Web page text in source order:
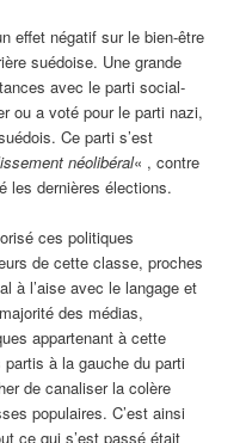
effet négatif sur le bien-être
suédoise. Une grande
avec le parti social-
ou a voté pour le parti nazi,
Ce parti s’est
néolibéral« , contre
les dernières élections.
ces politiques
de cette classe, proches
à l’aise avec le langage et
des médias,
appartenant à cette
à la gauche du parti
de canaliser la colère
populaires. C’est ainsi
ce qui s’est passé était